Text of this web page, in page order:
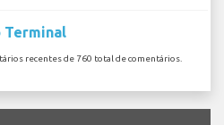
Terminal
recentes de 760 total de comentários.